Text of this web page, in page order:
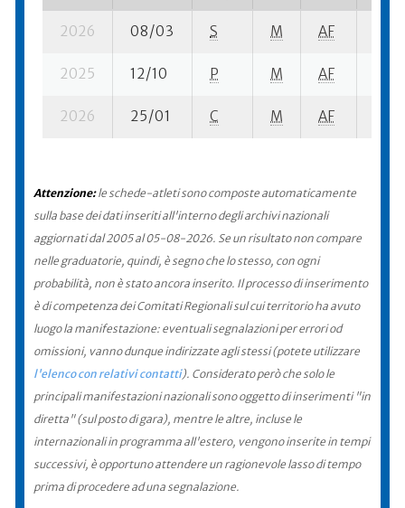
2026 08/03 S M AF
2025 12/10 P M AF
2026 25/01 C M AF
Attenzione:le schede-atleti sono composte automaticamente
sulla base dei dati inseriti all'interno degli archivi nazionali
aggiornati dal 2005 al 05-08-2026. Se un risultato non compare
nelle graduatorie, quindi, è segno che lo stesso, con ogni
probabilità, non è stato ancora inserito. Il processo di inserimento
è di competenza dei Comitati Regionali sul cui territorio ha avuto
luogo la manifestazione: eventuali segnalazioni per errori od
omissioni, vanno dunque indirizzate agli stessi (potete utilizzare
l'elenco con relativi contatti). Considerato però che solo le
principali manifestazioni nazionali sono oggetto di inserimenti "in
diretta" (sul posto di gara), mentre le altre, incluse le
internazionali in programma all'estero, vengono inserite in tempi
successivi, è opportuno attendere un ragionevole lasso di tempo
prima di procedere ad una segnalazione.